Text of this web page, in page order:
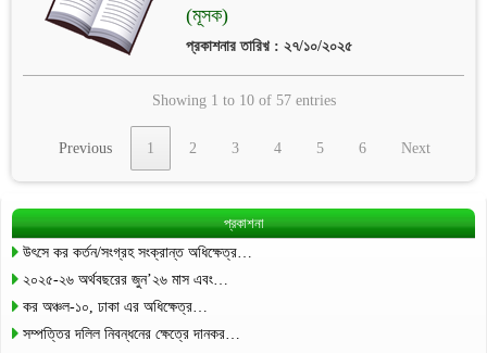
(মূসক)
প্রকাশনার তারিখ় : ২৭/১০/২০২৫
Showing 1 to 10 of 57 entries
Previous 1 2 3 4 5 6 Next
প্রকাশনা
উৎসে কর কর্তন/সংগ্রহ সংক্রান্ত অধিক্ষেত্র…
২০২৫-২৬ অর্থবছরের জুন’২৬ মাস এবং…
কর অঞ্চল-১০, ঢাকা এর অধিক্ষেত্র…
সম্পত্তির দলিল নিবন্ধনের ক্ষেত্রে দানকর…